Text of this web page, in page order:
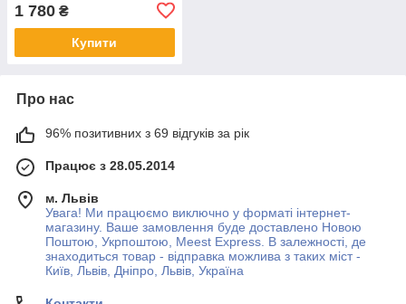
1 780 ₴
Купити
Про нас
96% позитивних з 69 відгуків за рік
Працює з 28.05.2014
м. Львів
Увага! Ми працюємо виключно у форматі інтернет-
магазину. Ваше замовлення буде доставлено Новою
Поштою, Укрпоштою, Meest Express. В залежності, де
знаходиться товар - відправка можлива з таких міст -
Київ, Львів, Дніпро, Львів, Україна